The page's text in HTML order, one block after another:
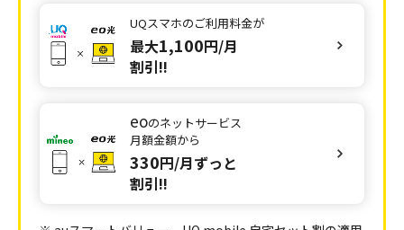
ギガトクトク割」「eo光電話パック割」「eo光テレ
ビパック割」の適用が条件です。詳しくは
確認ください。
※3 「eo暮らしスタート割」「eoの10ギガ割」「eoの10
件です。詳しくはこちらをご確認ください。
※4 「eo暮らしスタート割」「eoの10ギガ割」「eoの10
ギガトクトク割」「eo光テレビパック割」の適用が
条件です。詳しくは
UQスマホのご利用料金が
最大1,100円/月
割引!!
eoのネットサービス
月額金額から
330円/月ずっと
割引!!